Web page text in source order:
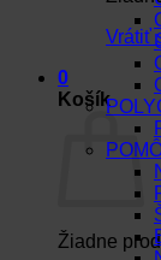
Vrátiť
0
Košík
Žiadne